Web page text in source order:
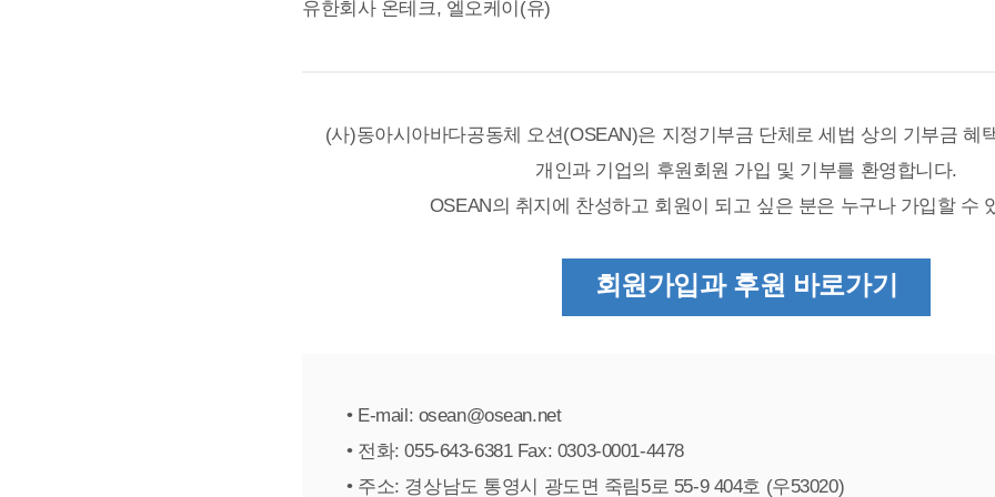
유한회사 온테크, 엘오케이(유)
(사)동아시아바다공동체 오션(OSEAN)은 지정기부금 단체로 세법 상의 기부금 혜
개인과 기업의 후원회원 가입 및 기부를 환영합니다.
OSEAN의 취지에 찬성하고 회원이 되고 싶은 분은 누구나 가입할 수
회원가입과 후원 바로가기
• E-mail: osean@osean.net
• 전화: 055-643-6381 Fax: 0303-0001-4478
• 주소: 경상남도 통영시 광도면 죽림5로 55-9 404호 (우53020)